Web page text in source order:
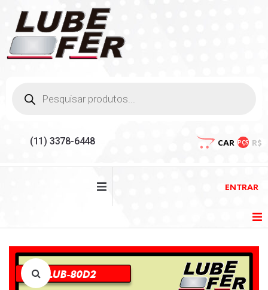
(11) 3378-6448 CAR PÇS R$
LOJA
ENTRAR